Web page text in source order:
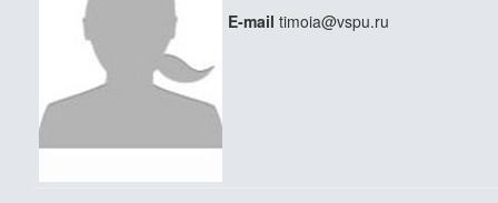
E-mail timoia@vspu.ru